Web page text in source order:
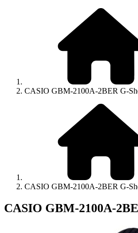
CASIO GBM-2100A-2BER G-
CASIO GBM-2100A-2BER G-
CASIO GBM-2100A-